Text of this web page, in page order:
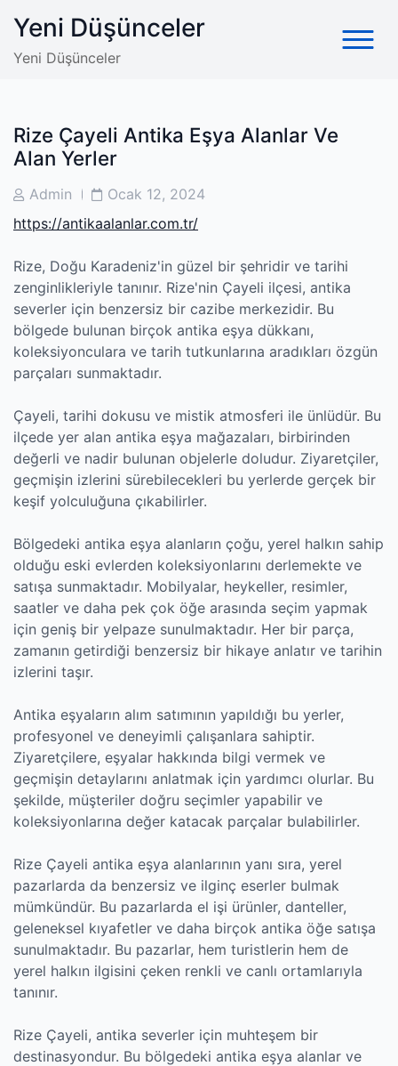
content
Yeni Düşünceler
Yeni Düşünceler
Rize Çayeli Antika Eşya Alanlar Ve
Alan Yerler
PostAdmin
PostOcak 12, 2024
https://antikaalanlar.com.tr/
Rize, Doğu Karadeniz'in güzel bir şehridir ve tarihi
zenginlikleriyle tanınır. Rize'nin Çayeli ilçesi, antika
severler için benzersiz bir cazibe merkezidir. Bu
bölgede bulunan birçok antika eşya dükkanı,
koleksiyonculara ve tarih tutkunlarına aradıkları özgün
parçaları sunmaktadır.
Çayeli, tarihi dokusu ve mistik atmosferi ile ünlüdür. Bu
ilçede yer alan antika eşya mağazaları, birbirinden
değerli ve nadir bulunan objelerle doludur. Ziyaretçiler,
geçmişin izlerini sürebilecekleri bu yerlerde gerçek bir
keşif yolculuğuna çıkabilirler.
Bölgedeki antika eşya alanların çoğu, yerel halkın sahip
olduğu eski evlerden koleksiyonlarını derlemekte ve
satışa sunmaktadır. Mobilyalar, heykeller, resimler,
saatler ve daha pek çok öğe arasında seçim yapmak
için geniş bir yelpaze sunulmaktadır. Her bir parça,
zamanın getirdiği benzersiz bir hikaye anlatır ve tarihin
izlerini taşır.
Antika eşyaların alım satımının yapıldığı bu yerler,
profesyonel ve deneyimli çalışanlara sahiptir.
Ziyaretçilere, eşyalar hakkında bilgi vermek ve
geçmişin detaylarını anlatmak için yardımcı olurlar. Bu
şekilde, müşteriler doğru seçimler yapabilir ve
koleksiyonlarına değer katacak parçalar bulabilirler.
Rize Çayeli antika eşya alanlarının yanı sıra, yerel
pazarlarda da benzersiz ve ilginç eserler bulmak
mümkündür. Bu pazarlarda el işi ürünler, danteller,
geleneksel kıyafetler ve daha birçok antika öğe satışa
sunulmaktadır. Bu pazarlar, hem turistlerin hem de
yerel halkın ilgisini çeken renkli ve canlı ortamlarıyla
tanınır.
Rize Çayeli, antika severler için muhteşem bir
destinasyondur. Bu bölgedeki antika eşya alanlar ve